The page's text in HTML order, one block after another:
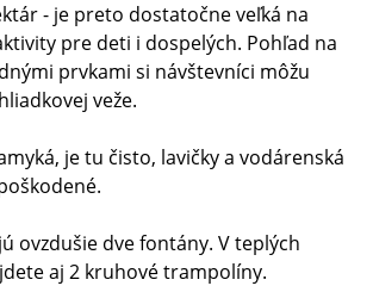
- je preto dostatočne veľká na
pre deti i dospelých. Pohľad na
prvkami si návštevníci môžu
veže.
je tu čisto, lavičky a vodárenská
ovzdušie dve fontány. V teplých
aj 2 kruhové trampolíny.